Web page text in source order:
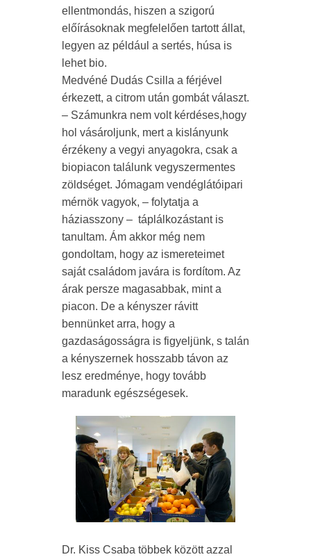
ellentmondás, hiszen a szigorú
előírásoknak megfelelően tartott állat,
legyen az például a sertés, húsa is
lehet bio.
Medvéné Dudás Csilla a férjével
érkezett, a citrom után gombát választ.
– Számunkra nem volt kérdéses,hogy
hol vásároljunk, mert a kislányunk
érzékeny a vegyi anyagokra, csak a
biopiacon találunk vegyszermentes
zöldséget. Jómagam vendéglátóipari
mérnök vagyok, – folytatja a
háziasszony – táplálkozástant is
tanultam. Ám akkor még nem
gondoltam, hogy az ismereteimet
saját családom javára is fordítom. Az
árak persze magasabbak, mint a
piacon. De a kényszer rávitt
bennünket arra, hogy a
gazdaságosságra is figyeljünk, s talán
a kényszernek hosszabb távon az
lesz eredménye, hogy tovább
maradunk egészségesek.
Dr. Kiss Csaba többek között azzal